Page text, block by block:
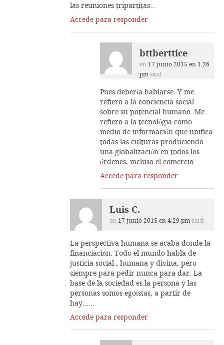
las reuniones tripartitas…
Accede para responder
bttberttice
en 17 junio 2015 en 1:26
pm said:
Pues debería hablarse. Y me
refiero a la conciencia social
sobre su potencial humano. Me
refiero a la tecnológia como
medio de información que unifica
todas las culturas produciendo
una globalización en todos los
órdenes, incluso el comercio….
Accede para responder
Luis C.
en 17 junio 2015 en 4:29 pm said:
La perspectiva humana se acaba donde la
financiación. Todo el mundo habla de
justicia social , humana y divina, pero
siempre para pedir nunca para dar. La
base de la sociedad es la persona y las
personas somos egoístas, a partir de
hay……
Accede para responder